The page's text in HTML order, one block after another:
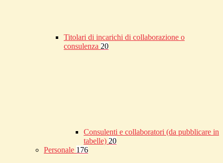
Titolari di incarichi di collaborazione o
consulenza 20
Consulenti e collaboratori (da pubblicare in
tabelle) 20
Personale 176